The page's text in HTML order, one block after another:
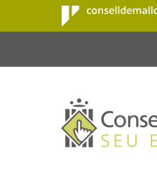
Salta al contingut principal
Consell de
Mallorca